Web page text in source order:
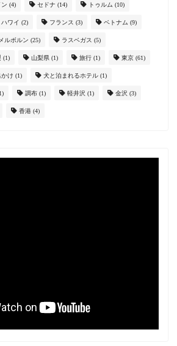
ン (4) セドナ (14) トゥルム (10)
ハワイ (2) フランス (3) ベトナム (9)
メルボルン (25) ラスベガス (5)
(1) 山梨県 (1) 旅行 (1) 東京 (61)
け (1) 犬と泊まれるホテル (1)
調布 (1) 軽井沢 (1) 金沢 (3)
香港 (4)